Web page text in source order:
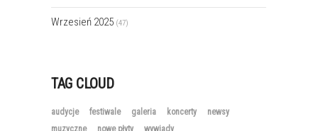
Wrzesień 2025 (47)
TAG CLOUD
audycje festiwale galeria koncerty
newsy
muzyczne
nowe płyty wywiady